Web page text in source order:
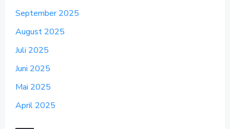
September 2025
August 2025
Juli 2025
Juni 2025
Mai 2025
April 2025